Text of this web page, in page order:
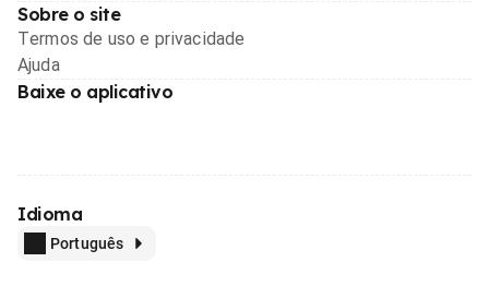
Sobre o site
Termos de uso e privacidade
Ajuda
Baixe o aplicativo
Idioma
Português